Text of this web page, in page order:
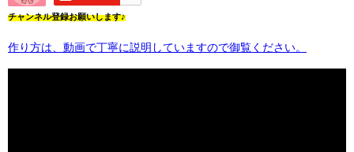
チャンネル登録お願いします♪
作り方は、動画で丁寧に説明していますので御覧ください。